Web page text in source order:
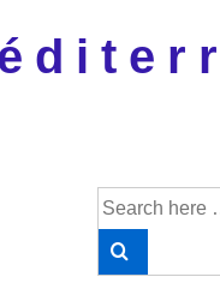
Search
for: